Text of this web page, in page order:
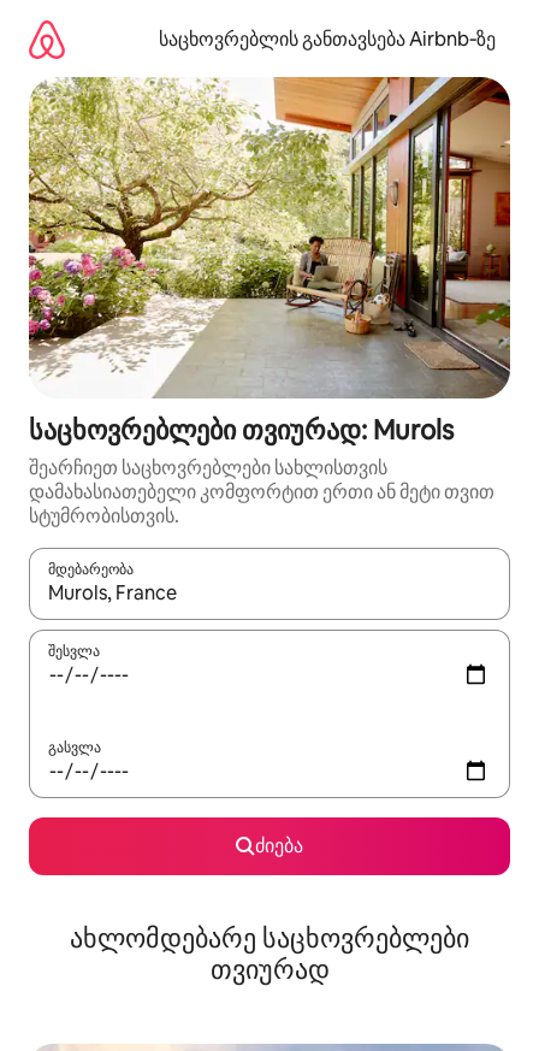
გადასვლა
საცხოვრებლის განთავსება Airbnb‑ზე
საცხოვრებლები თვიურად: Murols
შეარჩიეთ საცხოვრებლები სახლისთვის
დამახასიათებელი კომფორტით ერთი ან მეტი თვით
სტუმრობისთვის.
მდებარეობა
როცა შედეგები ხელმისაწვდომი გახდება, ნავიგაციისთვის
შესვლა
გასვლა
ძიება
ახლომდებარე საცხოვრებლები
თვიურად